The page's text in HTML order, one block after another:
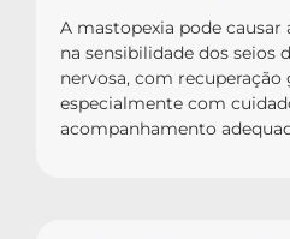
A mastopexia pode
na sensibilidade dos seios
nervosa, com recuperação
especialmente com
acompanhamento